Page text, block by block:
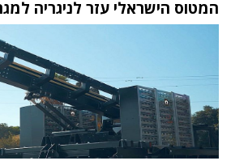
המטוס הישראלי עזר לניגריה